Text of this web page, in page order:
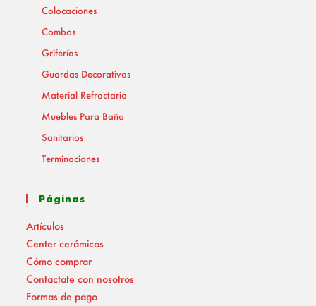
Colocaciones
Combos
Griferías
Guardas Decorativas
Material Refractario
Muebles Para Baño
Sanitarios
Terminaciones
Páginas
Artículos
Center cerámicos
Cómo comprar
Contactate con nosotros
Formas de pago